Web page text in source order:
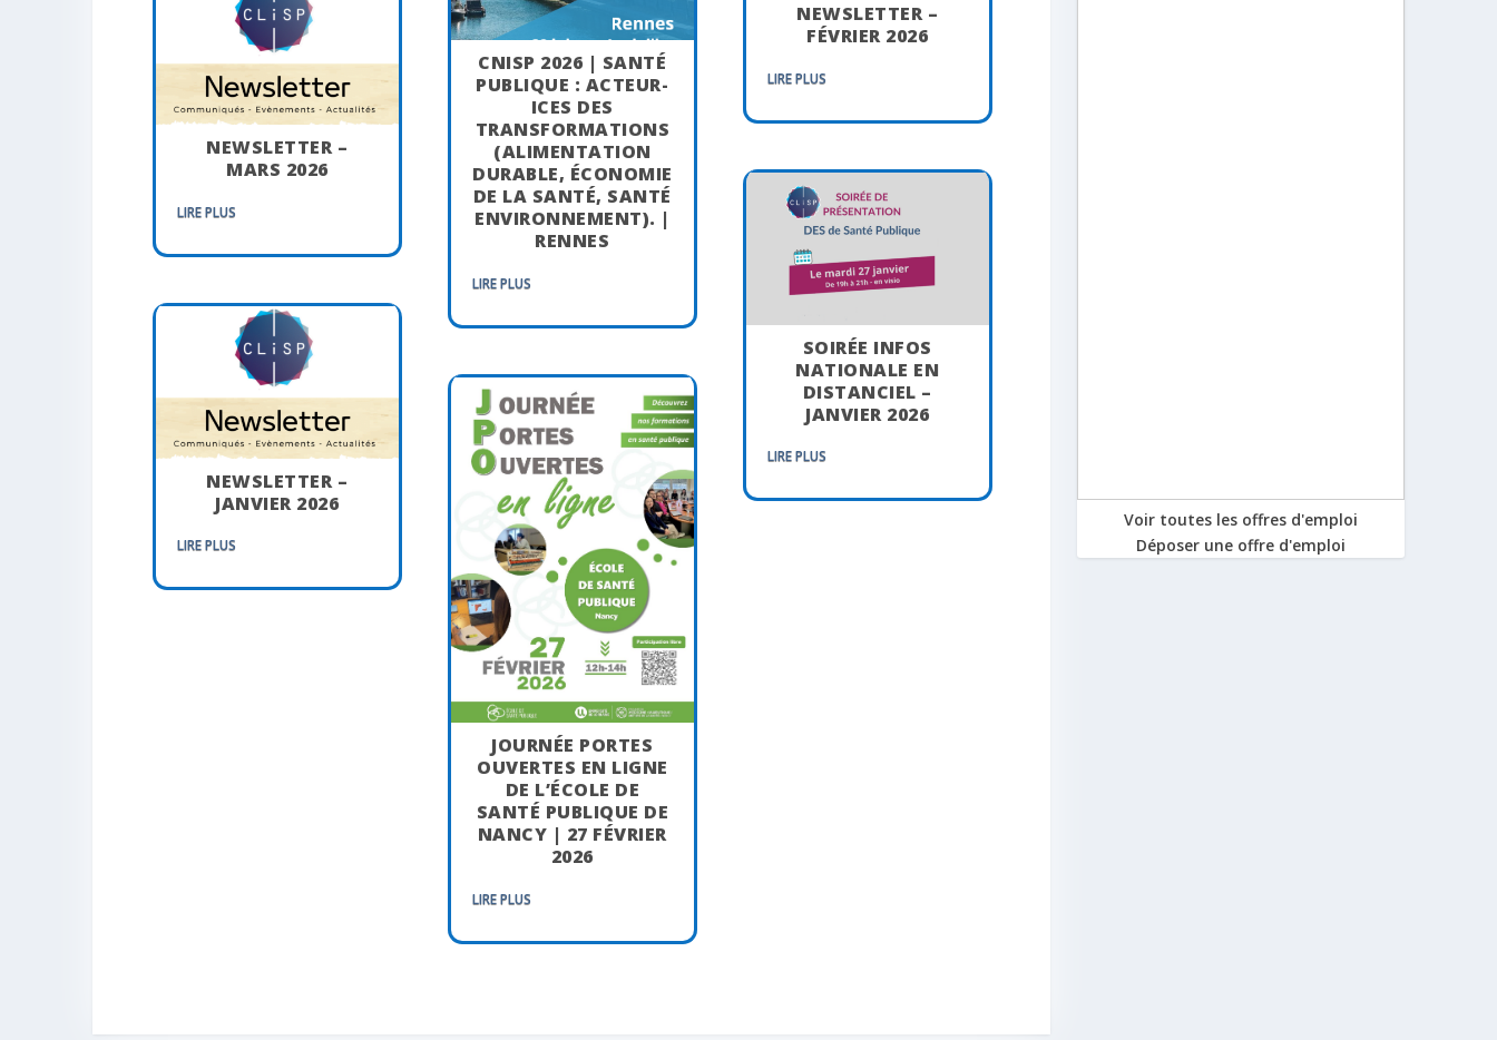
NEWSLETTER –
MARS 2026
LIRE PLUS
NEWSLETTER –
JANVIER 2026
LIRE PLUS
CNISP 2026 | SANTÉ
PUBLIQUE : ACTEUR-
ICES DES
TRANSFORMATIONS
(ALIMENTATION
DURABLE, ÉCONOMIE
DE LA SANTÉ, SANTÉ
ENVIRONNEMENT). |
RENNES
LIRE PLUS
JOURNÉE PORTES
OUVERTES EN LIGNE
DE L’ÉCOLE DE
SANTÉ PUBLIQUE DE
NANCY | 27 FÉVRIER
2026
LIRE PLUS
NEWSLETTER –
FÉVRIER 2026
LIRE PLUS
SOIRÉE INFOS
NATIONALE EN
DISTANCIEL –
JANVIER 2026
LIRE PLUS
Voir toutes les offres d'emploi
Déposer une offre d'emploi